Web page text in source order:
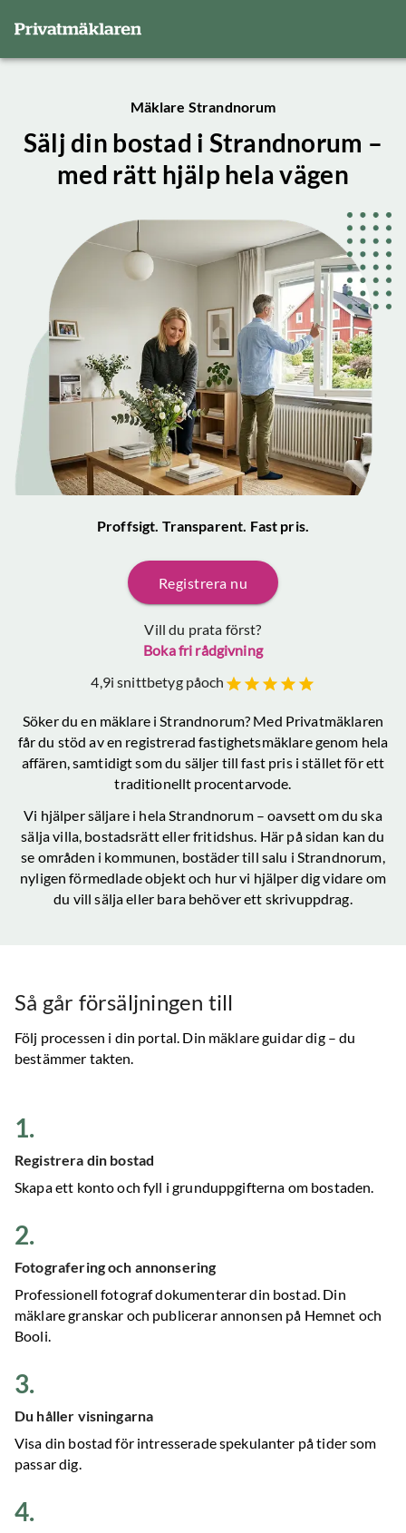
Mäklare Strandnorum
Sälj din bostad i Strandnorum –
med rätt hjälp hela vägen
Proffsigt. Transparent. Fast pris.
Registrera nu
Vill du prata först?
Boka fri rådgivning
4,9i snittbetyg påoch
Söker du en mäklare i Strandnorum? Med Privatmäklaren
får du stöd av en registrerad fastighetsmäklare genom hela
affären, samtidigt som du säljer till fast pris i stället för ett
traditionellt procentarvode.
Vi hjälper säljare i helaStrandnorum– oavsett om du ska
sälja villa, bostadsrätt eller fritidshus. Här på sidan kan du
se områden i kommunen, bostäder till salu i Strandnorum,
nyligen förmedlade objekt och hur vi hjälper dig vidare om
du vill sälja eller bara behöver ett skrivuppdrag.
Så går försäljningen till
Följ processen i din portal. Din mäklare guidar dig – du
bestämmer takten.
1.
Registrera din bostad
Skapa ett konto och fyll i grunduppgifterna om bostaden.
2.
Fotografering och annonsering
Professionell fotograf dokumenterar din bostad. Din
mäklare granskar och publicerar annonsen på Hemnet och
Booli.
3.
Du håller visningarna
Visa din bostad för intresserade spekulanter på tider som
passar dig.
4.